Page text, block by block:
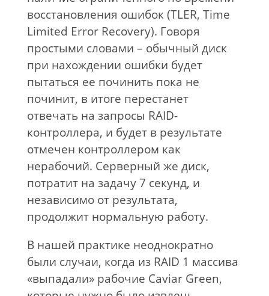
восстановления ошибок (TLER, Time
Limited Error Recovery). Говоря
простыми словами – обычный диск
при нахождении ошибки будет
пытаться ее починить пока не
починит, в итоге перестанет
отвечать на запросы RAID-
контроллера, и будет в результате
отмечен контроллером как
нерабочий. Серверный же диск,
потратит на задачу 7 секунд, и
независимо от результата,
продолжит нормальную работу.
В нашей практике неоднократно
были случаи, когда из RAID 1 массива
«выпадали» рабочие Caviar Green,